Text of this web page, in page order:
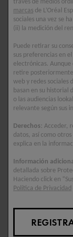
relacionado los
empeoramiento de
Cuando se
especializada en
importante saber
ansiedad
vida familiar o
resultado de una
percibida de
Si sientes
a los consejos
durante brotes
través de medios
marcas de L’Oréal
sociales una vez se
(ii) la medición del
Puede retirar su
sus preferencias en
electrónicas.
retire
web y redes sociales
basan en su historial
o las audiencias
relevante según sus
Derechos: Acceder,
datos, así como
explica en la
Información
detallada sobre
Haciendo click en
Política de Privacidad